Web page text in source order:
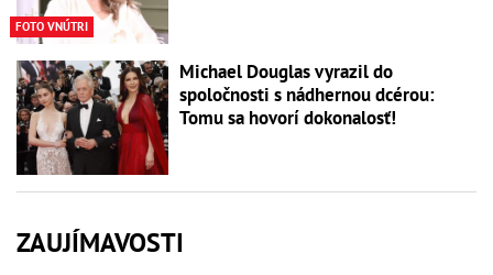
FOTO VNÚTRI
Michael Douglas vyrazil do
spoločnosti s nádhernou dcérou:
Tomu sa hovorí dokonalosť!
ZAUJÍMAVOSTI